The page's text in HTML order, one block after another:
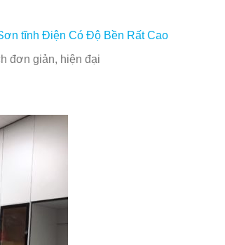
tĩnh Điện Có Độ Bền Rất Cao
đơn giản, hiện đại